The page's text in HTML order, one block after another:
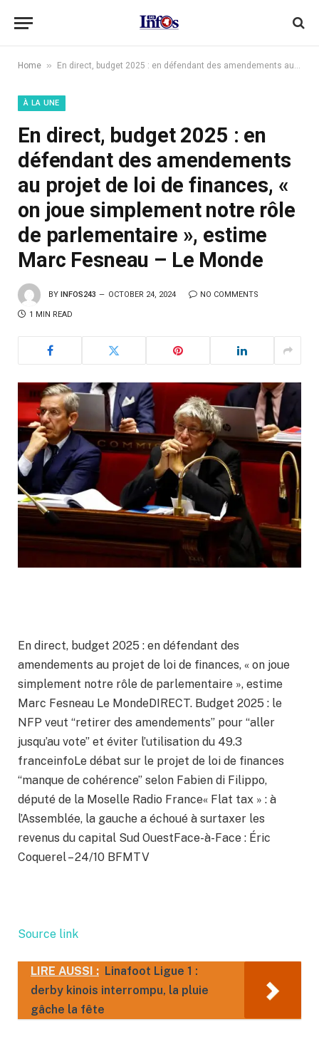
Home » En direct, budget 2025 : en défendant des amendements au projet de loi de finances, « on joue simplement notre rôle de parlementaire », estime Marc Fesneau – Le Monde
À LA UNE
En direct, budget 2025 : en
défendant des amendements
au projet de loi de finances, «
on joue simplement notre rôle
de parlementaire », estime
Marc Fesneau – Le Monde
BY INFOS243 OCTOBER 24, 2024 NO COMMENTS
1 MIN READ
En direct, budget 2025 : en défendant des
amendements au projet de loi de finances, « on joue
simplement notre rôle de parlementaire », estime
Marc Fesneau Le MondeDIRECT. Budget 2025 : le
NFP veut “retirer des amendements” pour “aller
jusqu’au vote” et éviter l’utilisation du 49.3
franceinfoLe débat sur le projet de loi de finances
“manque de cohérence” selon Fabien di Filippo,
député de la Moselle Radio France« Flat tax » : à
l’Assemblée, la gauche a échoué à surtaxer les
revenus du capital Sud OuestFace-à-Face : Éric
Coquerel – 24/10 BFMTV
Source link
LIRE AUSSI : Linafoot Ligue 1 :
derby kinois interrompu, la pluie
gâche la fête